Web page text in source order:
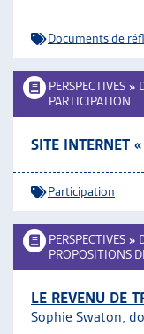
Documents de
PERSPECTIVES »
PARTICIPATION
SITE INTERNET
Participation
PERSPECTIVES »
PROPOSITIONS
LE REVENU DE
Sophie Swaton,